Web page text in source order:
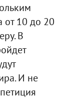
от 10 до 20
В
И не